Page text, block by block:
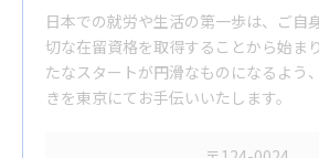
日本での就労や生活の第一歩は、ご自
切な在留資格を取得することから始ま
たなスタートが円滑なものになるよう
きを東京にてお手伝いいたします。